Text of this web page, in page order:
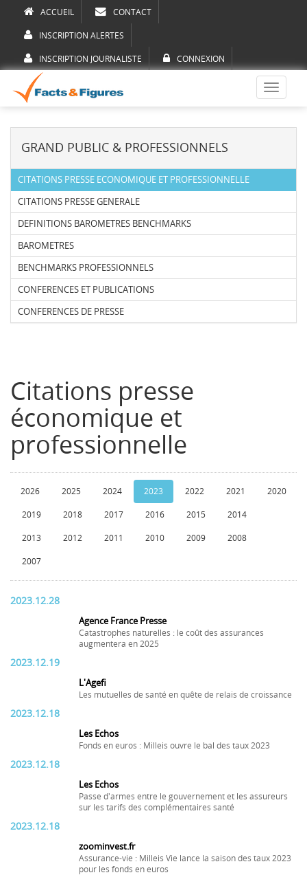
ACCUEIL CONTACT
INSCRIPTION ALERTES
INSCRIPTION JOURNALISTE CONNEXION
Toggle
GRAND PUBLIC & PROFESSIONNELS
CITATIONS PRESSE ECONOMIQUE ET PROFESSIONNELLE
CITATIONS PRESSE GENERALE
DEFINITIONS BAROMETRES BENCHMARKS
BAROMETRES
BENCHMARKS PROFESSIONNELS
CONFERENCES ET PUBLICATIONS
CONFERENCES DE PRESSE
Citations presse
économique et
professionnelle
2026 2025 2024 2023 2022 2021 2020
2019 2018 2017 2016 2015 2014
2013 2012 2011 2010 2009 2008
2007
2023.12.28
Agence France Presse
Catastrophes naturelles : le coût des assurances
augmentera en 2025
2023.12.19
L'Agefi
Les mutuelles de santé en quête de relais de croissance
2023.12.18
Les Echos
Fonds en euros : Milleis ouvre le bal des taux 2023
2023.12.18
Les Echos
Passe d'armes entre le gouvernement et les assureurs
sur les tarifs des complémentaires santé
2023.12.18
zoominvest.fr
Assurance-vie : Milleis Vie lance la saison des taux 2023
pour les fonds en euros